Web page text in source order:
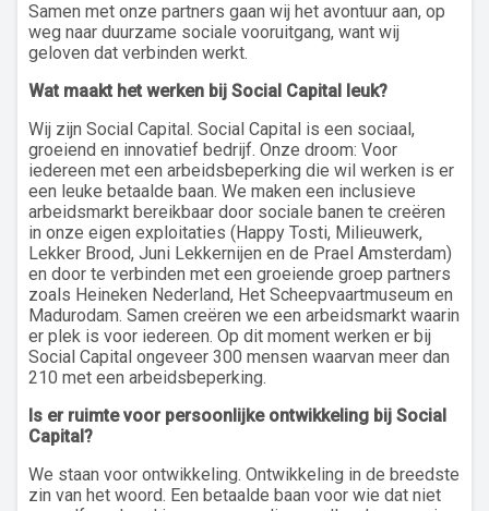
Samen met onze partners gaan wij het avontuur aan, op
weg naar duurzame sociale vooruitgang, want wij
geloven dat verbinden werkt.
Wat maakt het werken bij Social Capital
leuk?
Wij zijn Social Capital. Social Capital is een sociaal,
groeiend en innovatief bedrijf. Onze droom: Voor
iedereen met een arbeidsbeperking die wil werken is er
een leuke betaalde baan. We maken een inclusieve
arbeidsmarkt bereikbaar door sociale banen te creëren
in onze eigen exploitaties (Happy Tosti, Milieuwerk,
Lekker Brood, Juni Lekkernijen en de Prael Amsterdam)
en door te verbinden met een groeiende groep partners
zoals Heineken Nederland, Het Scheepvaartmuseum en
Madurodam. Samen creëren we een arbeidsmarkt waarin
er plek is voor iedereen. Op dit moment werken er bij
Social Capital ongeveer 300 mensen waarvan meer dan
210 met een arbeidsbeperking.
Is er ruimte voor persoonlijke ontwikkeling bij Social
Capital ?
We staan voor ontwikkeling. Ontwikkeling in de breedste
zin van het woord. Een betaalde baan voor wie dat niet